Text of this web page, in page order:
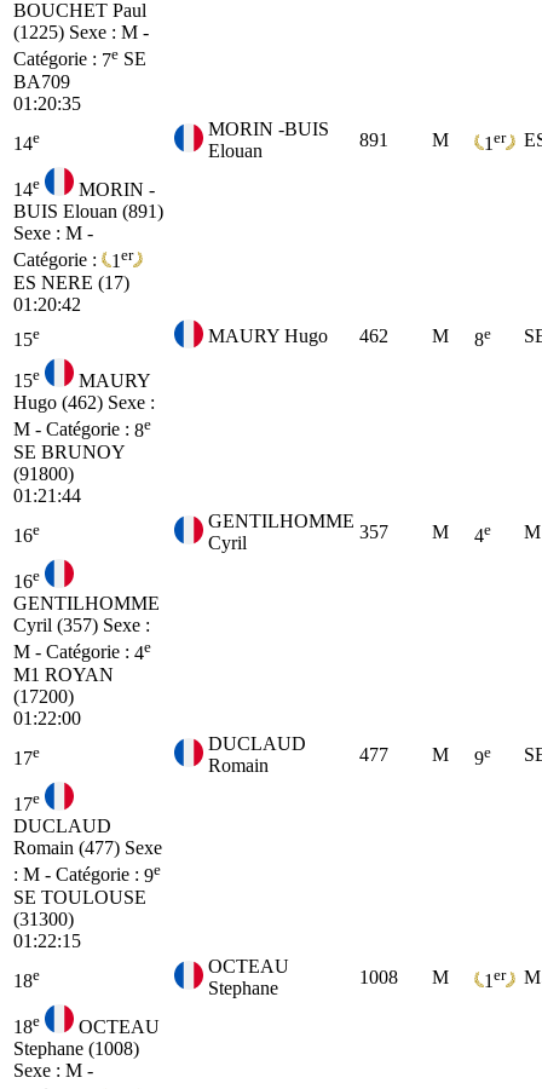
BOUCHET Paul
(1225) Sexe : M -
Catégorie : 7e SE
BA709
01:20:35
14e
MORIN -BUIS
Elouan
891 M 1 er
14e
MORIN -
BUIS Elouan (891)
Sexe : M -
Catégorie :
1 er
ES NERE (17)
01:20:42
15e MAURY Hugo 462 M 8e
15e
MAURY
Hugo (462) Sexe :
M - Catégorie : 8e
SE BRUNOY
(91800)
01:21:44
16e
GENTILHOMME
Cyril
357 M 4e
16e
GENTILHOMME
Cyril (357) Sexe :
M - Catégorie : 4e
M1 ROYAN
(17200)
01:22:00
17e
DUCLAUD
Romain
477 M 9e
17e
DUCLAUD
Romain (477) Sexe
: M - Catégorie : 9e
SE TOULOUSE
(31300)
01:22:15
18e
OCTEAU
Stephane
1008 M 1 er
18e
OCTEAU
Stephane (1008)
Sexe : M -